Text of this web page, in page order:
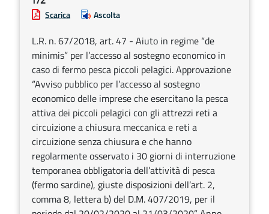
Scarica Ascolta
L.R. n. 67/2018, art. 47 - Aiuto in regime “de
minimis” per l’accesso al sostegno economico in
caso di fermo pesca piccoli pelagici. Approvazione
“Avviso pubblico per l’accesso al sostegno
economico delle imprese che esercitano la pesca
attiva dei piccoli pelagici con gli attrezzi reti a
circuizione a chiusura meccanica e reti a
circuizione senza chiusura e che hanno
regolarmente osservato i 30 giorni di interruzione
temporanea obbligatoria dell’attività di pesca
(fermo sardine), giuste disposizioni dell’art. 2,
comma 8, lettera b) del D.M. 407/2019, per il